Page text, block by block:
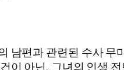
남편과 관련된 수사 무
이 아닌, 그녀의 인생